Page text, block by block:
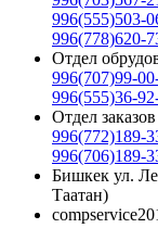
996(555)503-
996(778)620-
Отдел
996(707)99-
996(555)36-
Отдел
996(772)189-
996(706)189-
Бишкек ул.
Таатан)